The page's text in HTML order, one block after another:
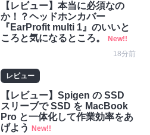
【レビュー】本当に必須なの
か！？ヘッドホンカバー
『EarProfit multi 1』のいいと
ころと気になるところ。
New!!
18分前
レビュー
【レビュー】Spigen の SSD
スリーブで SSD を MacBook
Pro と一体化して作業効率をあ
げよう
New!!